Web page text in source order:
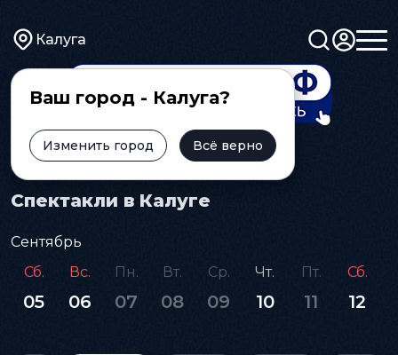
Калуга
Ваш город - Калуга?
Изменить город Всё верно
Главная Афиша Спектакль
Спектакли в Калуге
Сентябрь
Сб.
05
Вс.
06
Пн.
07
Вт.
08
Ср.
09
Чт.
10
Пт.
11
Сб.
12